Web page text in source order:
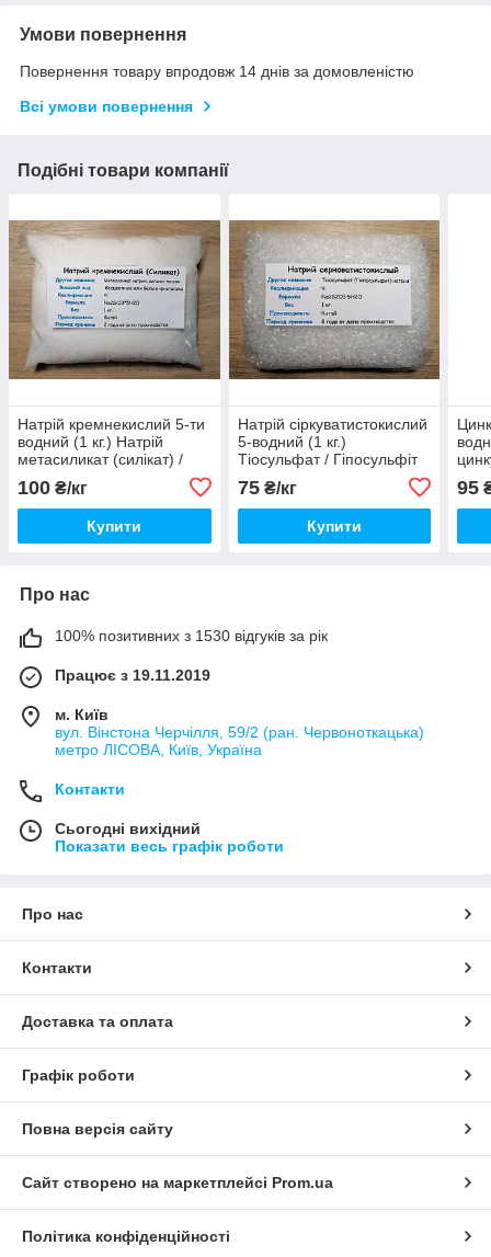
Умови повернення
Повернення товару впродовж 14 днів за домовленістю
Всі умови повернення
Подібні товари компанії
Натрій кремнекислий 5-ти
водний (1 кг.) Натрій
метасиликат (силікат) /
100 ₴/кг
Купити
Натрій сіркуватистокислий
5-водний (1 кг.)
Тіосульфат / Гіпосульфіт
75₴/кг
Купити
95
Про нас
100% позитивних з 1530 відгуків за рік
Працює з 19.11.2019
м. Київ
вул. Вінстона Черчілля, 59/2 (ран. Червоноткацька)
метро ЛІСОВА, Київ, Україна
Контакти
Сьогодні вихідний
Показати весь графік роботи
Про нас
Контакти
Доставка та оплата
Графік роботи
Повна версія сайту
Сайт створено на маркетплейсі Prom.ua
Політика конфіденційності